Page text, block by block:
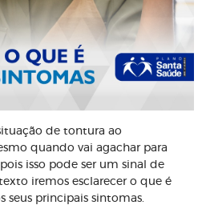
de tontura ao
quando vai agachar para
isso pode ser um sinal de
iremos esclarecer o que é
seus principais sintomas.